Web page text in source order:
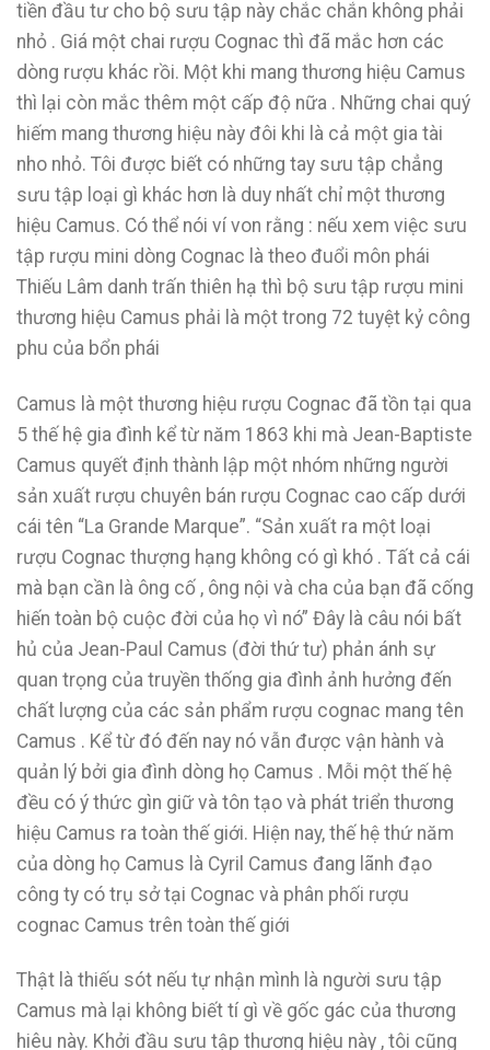
tiền đầu tư cho bộ sưu tập này chắc chắn không phải
nhỏ . Giá một chai rượu Cognac thì đã mắc hơn các
dòng rượu khác rồi. Một khi mang thương hiệu Camus
thì lại còn mắc thêm một cấp độ nữa . Những chai quý
hiếm mang thương hiệu này đôi khi là cả một gia tài
nho nhỏ. Tôi được biết có những tay sưu tập chẳng
sưu tập loại gì khác hơn là duy nhất chỉ một thương
hiệu Camus. Có thể nói ví von rằng : nếu xem việc sưu
tập rượu mini dòng Cognac là theo đuổi môn phái
Thiếu Lâm danh trấn thiên hạ thì bộ sưu tập rượu mini
thương hiệu Camus phải là một trong 72 tuyệt kỷ công
phu của bổn phái
Camus là một thương hiệu rượu Cognac đã tồn tại qua
5 thế hệ gia đình kể từ năm 1863 khi mà Jean-Baptiste
Camus quyết định thành lập một nhóm những người
sản xuất rượu chuyên bán rượu Cognac cao cấp dưới
cái tên “La Grande Marque”. “Sản xuất ra một loại
rượu Cognac thượng hạng không có gì khó . Tất cả cái
mà bạn cần là ông cố , ông nội và cha của bạn đã cống
hiến toàn bộ cuộc đời của họ vì nó” Đây là câu nói bất
hủ của Jean-Paul Camus (đời thứ tư) phản ánh sự
quan trọng của truyền thống gia đình ảnh hưởng đến
chất lượng của các sản phẩm rượu cognac mang tên
Camus . Kể từ đó đến nay nó vẫn được vận hành và
quản lý bởi gia đình dòng họ Camus . Mỗi một thế hệ
đều có ý thức gìn giữ và tôn tạo và phát triển thương
hiệu Camus ra toàn thế giới. Hiện nay, thế hệ thứ năm
của dòng họ Camus là Cyril Camus đang lãnh đạo
công ty có trụ sở tại Cognac và phân phối rượu
cognac Camus trên toàn thế giới
Thật là thiếu sót nếu tự nhận mình là người sưu tập
Camus mà lại không biết tí gì về gốc gác của thương
hiêu này. Khởi đầu sưu tập thương hiệu này , tôi cũng